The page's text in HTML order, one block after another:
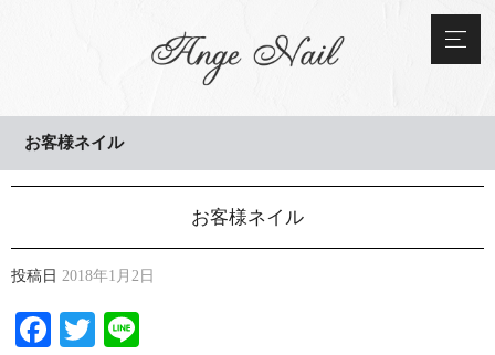
お客様ネイル
お客様ネイル
投稿日 2018年1月2日
Facebook
Twitter